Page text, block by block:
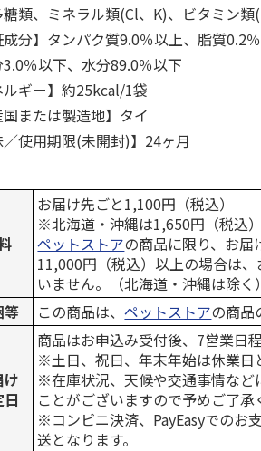
デオトイレ 飛び散
らない消臭・抗菌サ
ンド 4L
1,320円
(送料別・税込)
獣医師開発 ニオイ
をとる砂専用 猫ト
イレ ナチュラルグ
レー
1,550円
(送料別・税込)
…
(
類、ミネラル類(Cl、K)、ビタミン
成分】タンパク質9.0％以上、脂質0.2
％以下、水分89.0％以下
ルギー】約25kcal/1袋
国または製造地】タイ
／使用期限(未開封)】24ヶ月
お届け先ごと1,100円（税込）
※北海道・沖縄は1,650円（税込）
ペットストアの商品に限り、お
11,000円（税込）以上の場合は
いません。（北海道・沖縄は除く）
等
この商品は、ペットストアの商品
け
商品はお申込み受付後、7営業日
※土日、祝日、年末年始は休業日
※在庫状況、天候や交通事情など
ことがございますので予めご了承
※コンビニ決済、PayEasyでのお
送となります。